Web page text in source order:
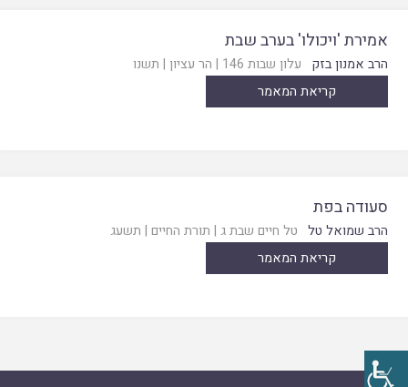
אמירת 'ויכולו' בערב שבת
הרב אמנון בזק עלון שבות 146 | הר עציון | תשנו
קריאת המאמר
סעודה בפת
הרב שמואל טל טל חיים שבת ג | תורת החיים | תשעג
קריאת המאמר